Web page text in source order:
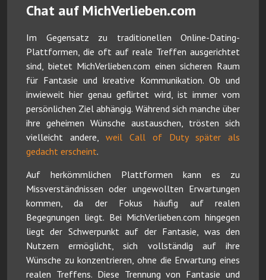
Chat auf MichVerlieben.com
Im Gegensatz zu traditionellen Online-Dating-
Plattformen, die oft auf reale Treffen ausgerichtet
sind, bietet MichVerlieben.com einen sicheren Raum
für Fantasie und kreative Kommunikation. Ob und
inwieweit hier genau geflirtet wird, ist immer vom
persönlichen Ziel abhängig. Während sich manche über
ihre geheimen Wünsche austauschen, trösten sich
vielleicht andere, weil Call of Duty später als
gedacht erscheint.
Auf herkömmlichen Plattformen kann es zu
Missverständnissen oder ungewollten Erwartungen
kommen, da der Fokus häufig auf realen
Begegnungen liegt. Bei MichVerlieben.com hingegen
liegt der Schwerpunkt auf der Fantasie, was den
Nutzern ermöglicht, sich vollständig auf ihre
Wünsche zu konzentrieren, ohne die Erwartung eines
realen Treffens. Diese Trennung von Fantasie und